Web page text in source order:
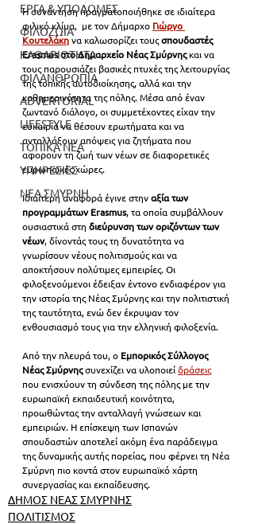
ΕΡΓΑ & ΥΠΟΔΟΜΕΣ
ΦΙΛΟΖΩΙΑ
ΚΑΘΑΡΙΟΤΗΤΑ
ΦΙΛΑΝΘΡΩΠΙΑ
ADVERTORIAL
LIFESTYLE
ΤΟΠΙΚΑ ΝΕΑ
ΥΠΗΡΕΣΙΕΣ
ΝΕΑ ΣΜΥΡΝΗ
Η συνάντηση πραγματοποιήθηκε σε ιδιαίτερα
φιλικό κλίμα,  με τον Δήμαρχο Γιώργο
Κουτελάκη να καλωσορίζει τους σπουδαστές
Erasmus στο Δημαρχείο Νέας Σμύρνης και να
τους παρουσιάζει βασικές πτυχές της λειτουργίας
της τοπικής αυτοδιοίκησης, αλλά και την
καθημερινότητα της πόλης. Μέσα από έναν
ζωντανό διάλογο, οι συμμετέχοντες είχαν την
ευκαιρία να θέσουν ερωτήματα και να
ανταλλάξουν απόψεις για ζητήματα που
αφορούν τη ζωή των νέων σε διαφορετικές
ευρωπαϊκές χώρες.
Ιδιαίτερη αναφορά έγινε στην αξία των
προγραμμάτων Erasmus, τα οποία συμβάλλουν
ουσιαστικά στη διεύρυνση των οριζόντων των
νέων, δίνοντάς τους τη δυνατότητα να
γνωρίσουν νέους πολιτισμούς και να
αποκτήσουν πολύτιμες εμπειρίες. Οι
φιλοξενούμενοι έδειξαν έντονο ενδιαφέρον για
την ιστορία της Νέας Σμύρνης και την πολιτιστική
της ταυτότητα, ενώ δεν έκρυψαν τον
ενθουσιασμό τους για την ελληνική φιλοξενία.
Από την πλευρά του, ο Εμπορικός Σύλλογος
Νέας Σμύρνης συνεχίζει να υλοποιεί δράσεις
που ενισχύουν τη σύνδεση της πόλης με την
ευρωπαϊκή εκπαιδευτική κοινότητα,
προωθώντας την ανταλλαγή γνώσεων και
εμπειριών. Η επίσκεψη των Ισπανών
σπουδαστών αποτελεί ακόμη ένα παράδειγμα
της δυναμικής αυτής πορείας, που φέρνει τη Νέα
Σμύρνη πιο κοντά στον ευρωπαϊκό χάρτη
συνεργασίας και εκπαίδευσης.
ΔΗΜΟΣ ΝΕΑΣ ΣΜΥΡΝΗΣ
ΠΟΛΙΤΙΣΜΟΣ